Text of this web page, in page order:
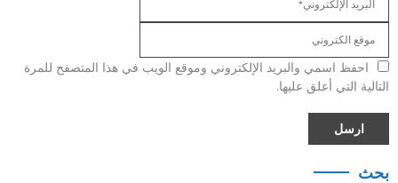
احفظ اسمي والبريد الإلكتروني وموقع الويب في هذا المتصفح للمرة
التالية التي أعلق عليها.
بحث